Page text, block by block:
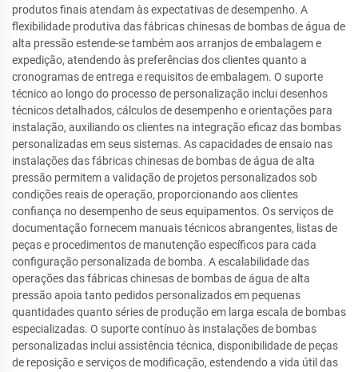
produtos finais atendam às expectativas de desempenho. A
flexibilidade produtiva das fábricas chinesas de bombas de água de
alta pressão estende-se também aos arranjos de embalagem e
expedição, atendendo às preferências dos clientes quanto a
cronogramas de entrega e requisitos de embalagem. O suporte
técnico ao longo do processo de personalização inclui desenhos
técnicos detalhados, cálculos de desempenho e orientações para
instalação, auxiliando os clientes na integração eficaz das bombas
personalizadas em seus sistemas. As capacidades de ensaio nas
instalações das fábricas chinesas de bombas de água de alta
pressão permitem a validação de projetos personalizados sob
condições reais de operação, proporcionando aos clientes
confiança no desempenho de seus equipamentos. Os serviços de
documentação fornecem manuais técnicos abrangentes, listas de
peças e procedimentos de manutenção específicos para cada
configuração personalizada de bomba. A escalabilidade das
operações das fábricas chinesas de bombas de água de alta
pressão apoia tanto pedidos personalizados em pequenas
quantidades quanto séries de produção em larga escala de bombas
especializadas. O suporte contínuo às instalações de bombas
personalizadas inclui assistência técnica, disponibilidade de peças
de reposição e serviços de modificação, estendendo a vida útil das